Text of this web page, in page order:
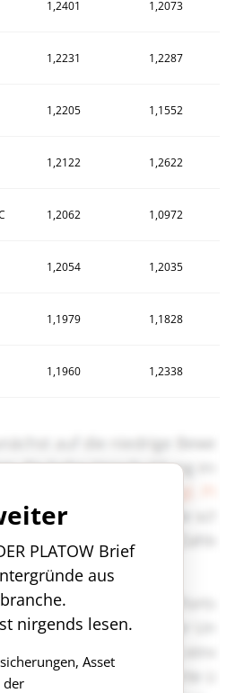
1,2401 1,2073
1,2231 1,2287
1,2205 1,1552
1,2122 1,2622
1,2062 1,0972
1,2054 1,2035
1,1979 1,1828
1,1960 1,2338
PLATOW Brief
aus
nirgends lesen.
Asset
der